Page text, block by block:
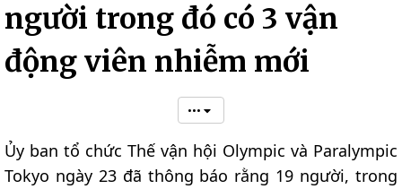
người trong đó có 3 vận
động viên nhiễm mới
•••
Ủy ban tổ chức Thế vận hội Olympic và Paralympic
Tokyo ngày 23 đã thông báo rằng 19 người, trong